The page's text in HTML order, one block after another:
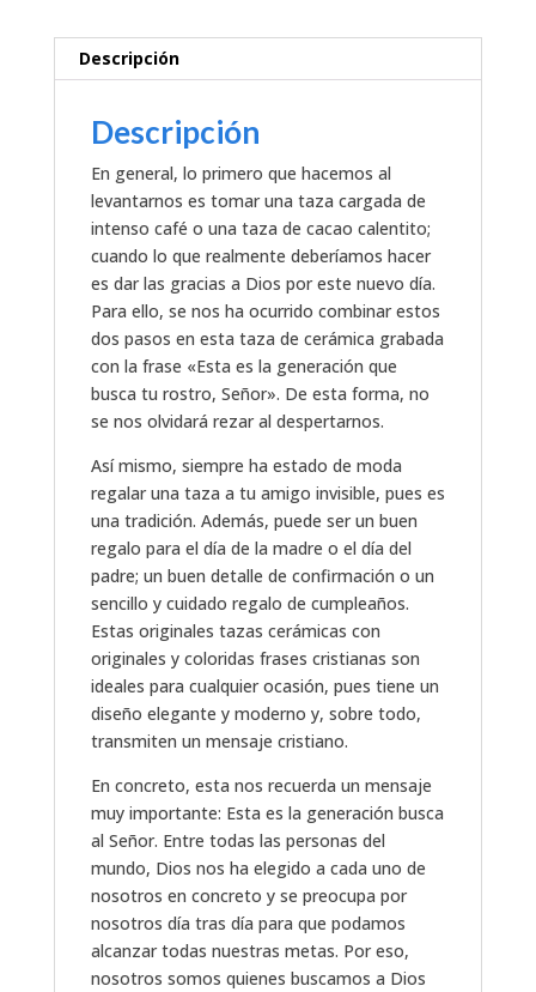
Descripción
Descripción
En general, lo primero que hacemos al
levantarnos es tomar una taza cargada de
intenso café o una taza de cacao calentito;
cuando lo que realmente deberíamos hacer
es dar las gracias a Dios por este nuevo día.
Para ello, se nos ha ocurrido combinar estos
dos pasos en esta taza de cerámica grabada
con la frase «Esta es la generación que
busca tu rostro, Señor». De esta forma, no
se nos olvidará rezar al despertarnos.
Así mismo, siempre ha estado de moda
regalar una taza a tu amigo invisible, pues es
una tradición. Además, puede ser un buen
regalo para el día de la madre o el día del
padre; un buen detalle de confirmación o un
sencillo y cuidado regalo de cumpleaños.
Estas originales tazas cerámicas con
originales y coloridas frases cristianas son
ideales para cualquier ocasión, pues tiene un
diseño elegante y moderno y, sobre todo,
transmiten un mensaje cristiano.
En concreto, esta nos recuerda un mensaje
muy importante: Esta es la generación busca
al Señor. Entre todas las personas del
mundo, Dios nos ha elegido a cada uno de
nosotros en concreto y se preocupa por
nosotros día tras día para que podamos
alcanzar todas nuestras metas. Por eso,
nosotros somos quienes buscamos a Dios